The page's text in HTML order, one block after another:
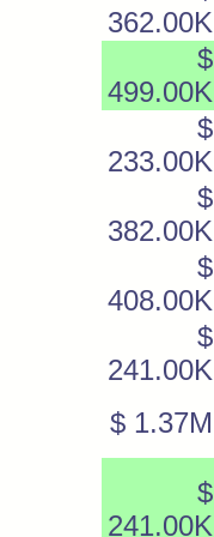
362.00K
$
499.00K
$
233.00K
$
382.00K
$
408.00K
$
241.00K
$ 1.37M
$
241.00K